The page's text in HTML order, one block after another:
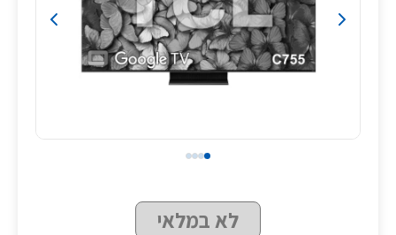
לא במלאי